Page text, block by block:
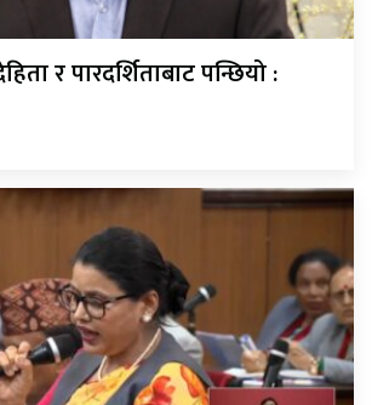
र पारदर्शिताबाट पन्छियो :